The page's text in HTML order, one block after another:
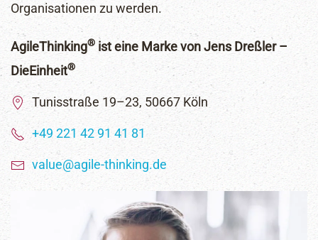
Organisationen zu werden.
AgileThinking® ist eine Marke von Jens Dreßler –
DieEinheit®
Tunisstraße 19–23, 50667 Köln
+49 221 42 91 41 81
value@agile-thinking.de